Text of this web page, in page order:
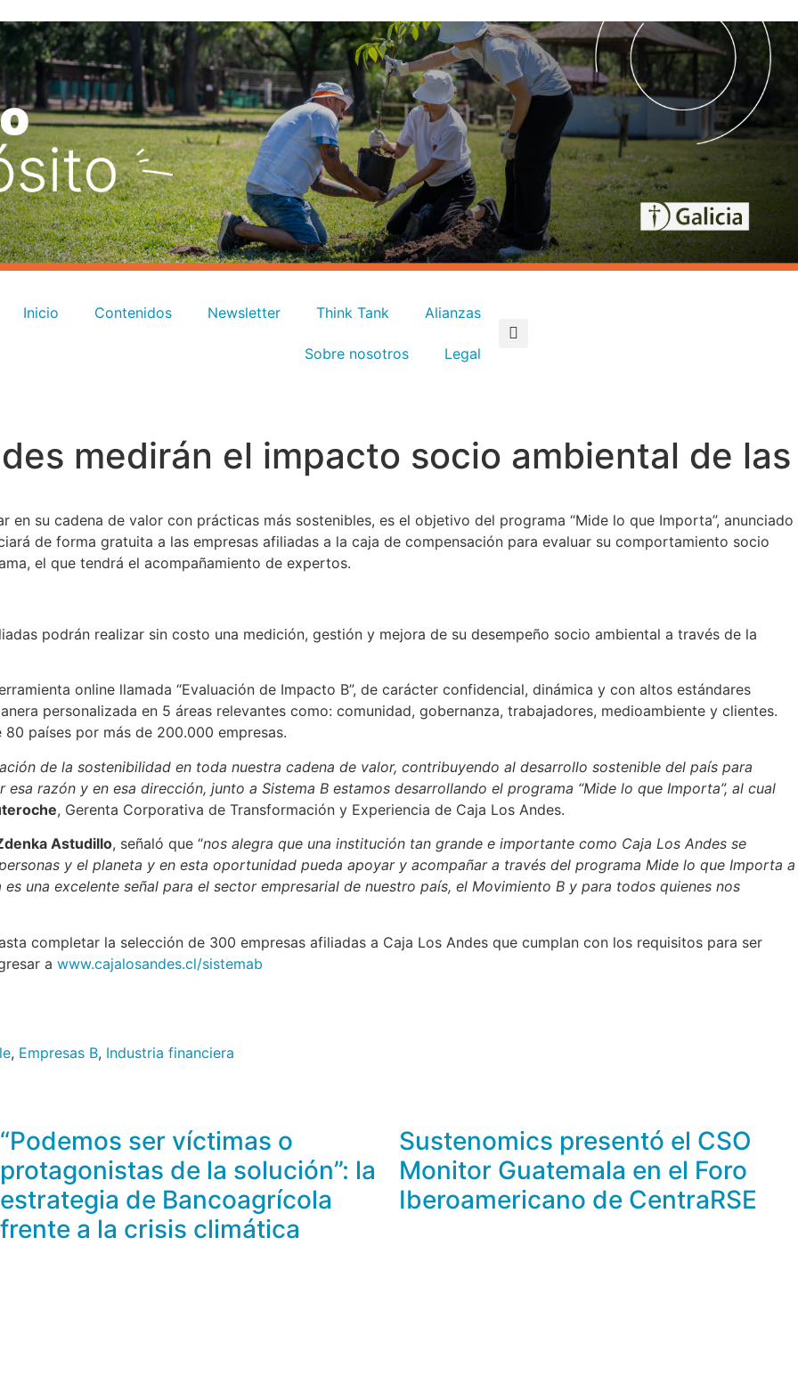
Inicio Contenidos Newsletter Think Tank Alianzas
Sobre nosotros Legal
medirán el impacto socio ambiental de las
su cadena de valor con prácticas más sostenibles, es el objetivo del programa “Mide lo que Importa”, anunciado
de forma gratuita a las empresas afiliadas a la caja de compensación para evaluar su comportamiento socio
el que tendrá el acompañamiento de expertos.
podrán realizar sin costo una medición, gestión y mejora de su desempeño socio ambiental a través de la
online llamada “Evaluación de Impacto B”, de carácter confidencial, dinámica y con altos estándares
personalizada en 5 áreas relevantes como: comunidad, gobernanza, trabajadores, medioambiente y clientes.
países por más de 200.000 empresas.
de la sostenibilidad en toda nuestra cadena de valor, contribuyendo al desarrollo sostenible del país para
razón y en esa dirección, junto a Sistema B estamos desarrollando el programa “Mide lo que Importa”, al cual
, Gerenta Corporativa de Transformación y Experiencia de Caja Los Andes.
Astudillo, señaló que “nos alegra que una institución tan grande e importante como Caja Los Andes se
y el planeta y en esta oportunidad pueda apoyar y acompañar a través del programa Mide lo que Importa a
una excelente señal para el sector empresarial de nuestro país, el Movimiento B y para todos quienes nos
completar la selección de 300 empresas afiliadas a Caja Los Andes que cumplan con los requisitos para ser
a www.cajalosandes.cl/sistemab
, Empresas B, Industria financiera
“Podemos ser víctimas o
protagonistas de la solución”: la
estrategia de Bancoagrícola
frente a la crisis climática
Sustenomics presentó el CSO
Monitor Guatemala en el Foro
Iberoamericano de CentraRSE